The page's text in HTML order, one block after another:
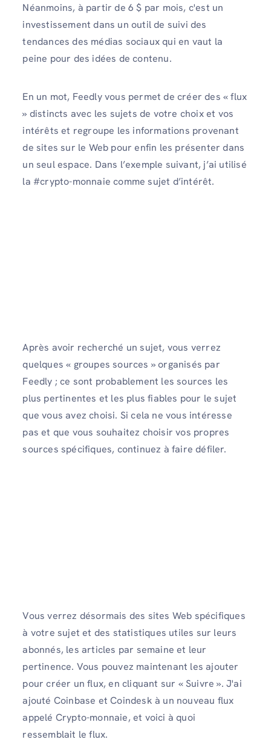
Néanmoins, à partir de 6 $ par mois, c'est un
investissement dans un outil de suivi des
tendances des médias sociaux qui en vaut la
peine pour des idées de contenu.
En un mot, Feedly vous permet de créer des « flux
» distincts avec les sujets de votre choix et vos
intérêts et regroupe les informations provenant
de sites sur le Web pour enfin les présenter dans
un seul espace. Dans l’exemple suivant, j’ai utilisé
la #crypto-monnaie comme sujet d’intérêt.
Après avoir recherché un sujet, vous verrez
quelques « groupes sources » organisés par
Feedly ; ce sont probablement les sources les
plus pertinentes et les plus fiables pour le sujet
que vous avez choisi. Si cela ne vous intéresse
pas et que vous souhaitez choisir vos propres
sources spécifiques, continuez à faire défiler.
Vous verrez désormais des sites Web spécifiques
à votre sujet et des statistiques utiles sur leurs
abonnés, les articles par semaine et leur
pertinence. Vous pouvez maintenant les ajouter
pour créer un flux, en cliquant sur « Suivre ». J'ai
ajouté Coinbase et Coindesk à un nouveau flux
appelé Crypto-monnaie, et voici à quoi
ressemblait le flux.